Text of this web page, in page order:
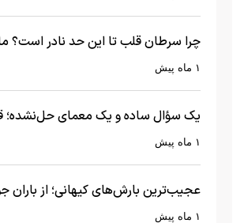
چرا سرطان قلب تا این حد نادر است؟
عجیبی که در بدن اتفاق می‌افتد!۱ ماه پیش
یک سؤال ساده و یک معمای حل‌نشده؛
بیگ‌بنگ و آغاز جهان چه چیزی وجود۱ ماه پیش
عجیب‌ترین بارش‌های کیهانی؛ از باران
گران‌قیمت تا بارش آهن و شیشه۱ ماه پیش